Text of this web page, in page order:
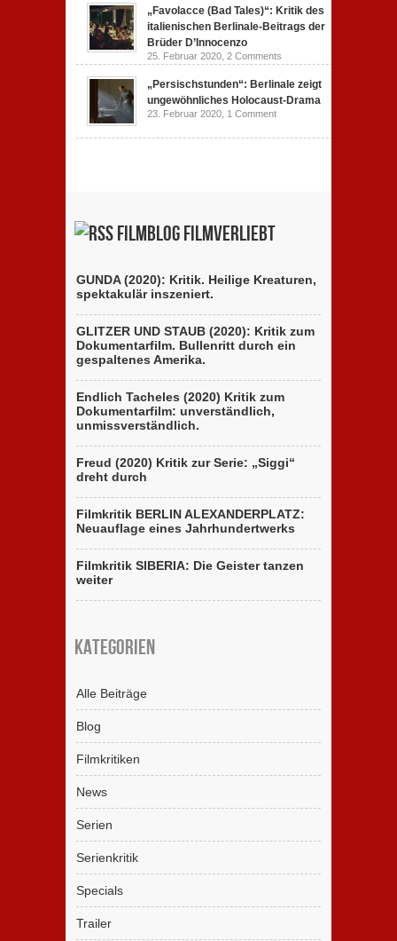
„Favolacce (Bad Tales)“: Kritik des
italienischen Berlinale-Beitrags der
Brüder D’Innocenzo
25. Februar 2020, 2 Comments
„Persischstunden“: Berlinale zeigt
ungewöhnliches Holocaust-Drama
23. Februar 2020, 1 Comment
Filmblog filmverliebt
GUNDA (2020): Kritik. Heilige Kreaturen,
spektakulär inszeniert.
GLITZER UND STAUB (2020): Kritik zum
Dokumentarfilm. Bullenritt durch ein
gespaltenes Amerika.
Endlich Tacheles (2020) Kritik zum
Dokumentarfilm: unverständlich,
unmissverständlich.
Freud (2020) Kritik zur Serie: „Siggi“
dreht durch
Filmkritik BERLIN ALEXANDERPLATZ:
Neuauflage eines Jahrhundertwerks
Filmkritik SIBERIA: Die Geister tanzen
weiter
Kategorien
Alle Beiträge
Blog
Filmkritiken
News
Serien
Serienkritik
Specials
Trailer